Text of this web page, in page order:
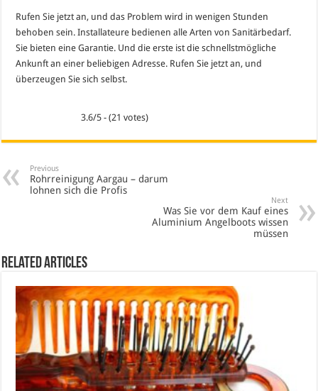
Rufen Sie jetzt an, und das Problem wird in wenigen Stunden
behoben sein. Installateure bedienen alle Arten von Sanitärbedarf.
Sie bieten eine Garantie. Und die erste ist die schnellstmögliche
Ankunft an einer beliebigen Adresse. Rufen Sie jetzt an, und
überzeugen Sie sich selbst.
3.6/5 - (21 votes)
Previous
Rohrreinigung Aargau – darum
lohnen sich die Profis
Next
Was Sie vor dem Kauf eines
Aluminium Angelboots wissen
müssen
Related Articles